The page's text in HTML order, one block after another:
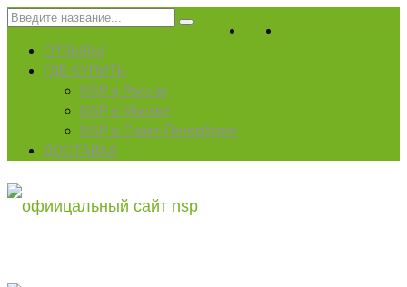
Искать:
ОТЗЫВЫ
ГДЕ КУПИТЬ
NSP в России
NSP в Москве
NSP в Санкт-Петербурге
ДОСТАВКА